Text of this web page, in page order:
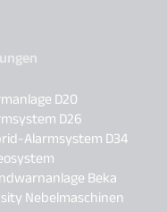
D20
D26
Alarmsystem D34
Beka
Nebelmaschinen